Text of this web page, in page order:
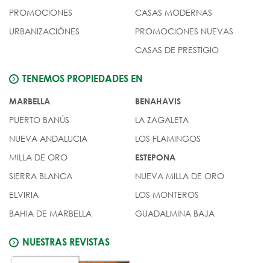
PROMOCIONES
URBANIZACIÓNES
CASAS MODERNAS
PROMOCIONES NUEVAS
CASAS DE PRESTIGIO
TENEMOS PROPIEDADES EN
MARBELLA
PUERTO BANÚS
NUEVA ANDALUCIA
MILLA DE ORO
SIERRA BLANCA
ELVIRIA
BAHIA DE MARBELLA
BENAHAVIS
LA ZAGALETA
LOS FLAMINGOS
ESTEPONA
NUEVA MILLA DE ORO
LOS MONTEROS
GUADALMINA BAJA
NUESTRAS REVISTAS